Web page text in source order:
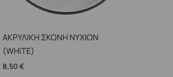
ΑΚΡΥΛΙΚΗ ΣΚΟΝΗ ΝΥΧΙΩΝ
(WHITE)
8,50€